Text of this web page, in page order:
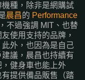
種，除非是網購試
晨昌的 Performance
不過強調 MIT、也替
使用支持的品牌，
外，也因為是自己
議，晨昌也持續有
，健身車也能上外
提供備品販售（踏